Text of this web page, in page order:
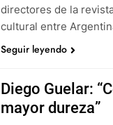
directores de la
cultural entre
Seguir leyendo
Diego Guelar:
mayor dureza”